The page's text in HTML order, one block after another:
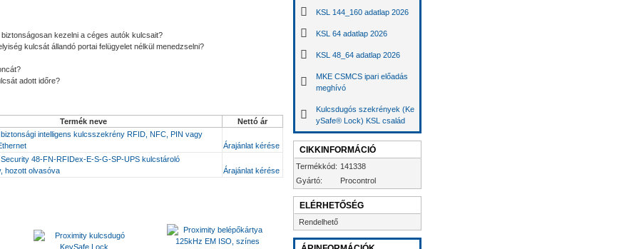
kezelni a céges autók kulcsait?
kulcsát állandó portai felügyelet nélkül menedzselni?
adott időre?
Termék neve Nettó ár
intelligens kulcsszekrény RFID, NFC, PIN vagy
Árajánlat kérése
48-FN-RFIDex-E-S-G-SP-UPS kulcstároló
hozott olvasóva
Árajánlat kérése
KSL 144_160 adatlap 2026
KSL 64 adatlap 2026
KSL 48_64 adatlap 2026
MKE CSMCS ipari előadás
meghívó
Kulcsdugós szekrények (Ke
ySafe® Lock) KSL család
CIKKINFORMÁCIÓ
Termékkód: 141338
Gyártó:
Procontrol
ELÉRHETŐSÉG
Rendelhető